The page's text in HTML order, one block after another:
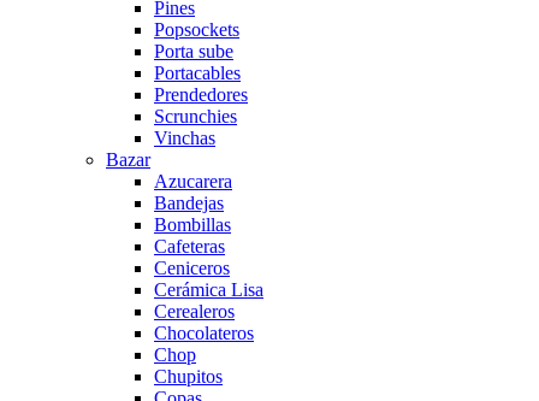
Pines
Popsockets
Porta sube
Portacables
Prendedores
Scrunchies
Vinchas
Bazar
Azucarera
Bandejas
Bombillas
Cafeteras
Ceniceros
Cerámica Lisa
Cerealeros
Chocolateros
Chop
Chupitos